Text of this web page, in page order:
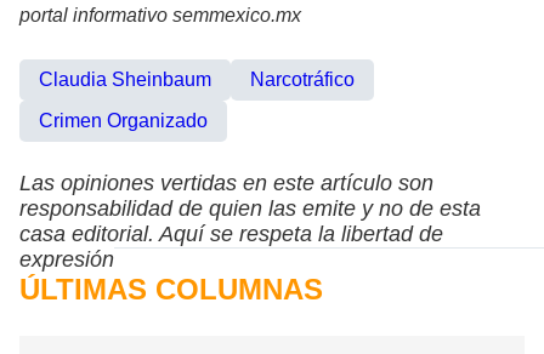
portal informativo semmexico.mx
Claudia Sheinbaum
Narcotráfico
Crimen Organizado
Las opiniones vertidas en este artículo son
responsabilidad de quien las emite y no de esta
casa editorial. Aquí se respeta la libertad de
expresión
ÚLTIMAS COLUMNAS